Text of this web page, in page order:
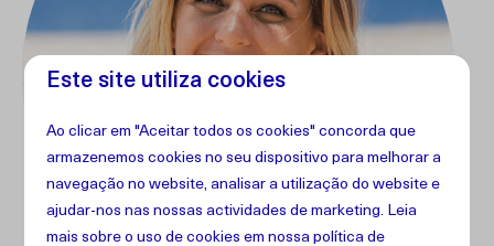
Este site utiliza cookies
Ao clicar em "Aceitar todos os cookies" concorda que
armazenemos cookies no seu dispositivo para melhorar a
navegação no website, analisar a utilização do website e
ajudar-nos nas nossas actividades de marketing. Leia
mais sobre o uso de cookies emnossa política de